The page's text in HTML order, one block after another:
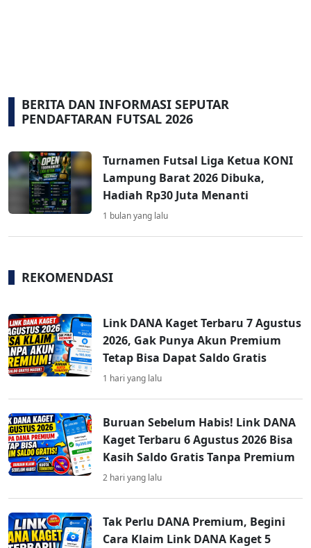
BERITA DAN INFORMASI SEPUTAR
PENDAFTARAN FUTSAL 2026
Turnamen Futsal Liga Ketua KONI
Lampung Barat 2026 Dibuka,
Hadiah Rp30 Juta Menanti
1 bulan yang lalu
REKOMENDASI
Link DANA Kaget Terbaru 7 Agustus
2026, Gak Punya Akun Premium
Tetap Bisa Dapat Saldo Gratis
1 hari yang lalu
Buruan Sebelum Habis! Link DANA
Kaget Terbaru 6 Agustus 2026 Bisa
Kasih Saldo Gratis Tanpa Premium
2 hari yang lalu
Tak Perlu DANA Premium, Begini
Cara Klaim Link DANA Kaget 5